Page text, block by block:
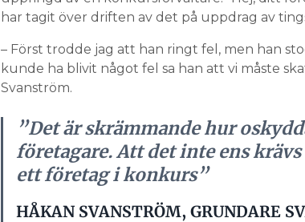
har tagit över driften av det på uppdrag av
– Först trodde jag att han ringt fel, men han
kunde ha blivit något fel sa han att vi måste
Svanström.
”Det är skrämmande hur
företagare. Att det inte ens
ett företag i konkurs”
HÅKAN SVANSTRÖM, GRUNDARE